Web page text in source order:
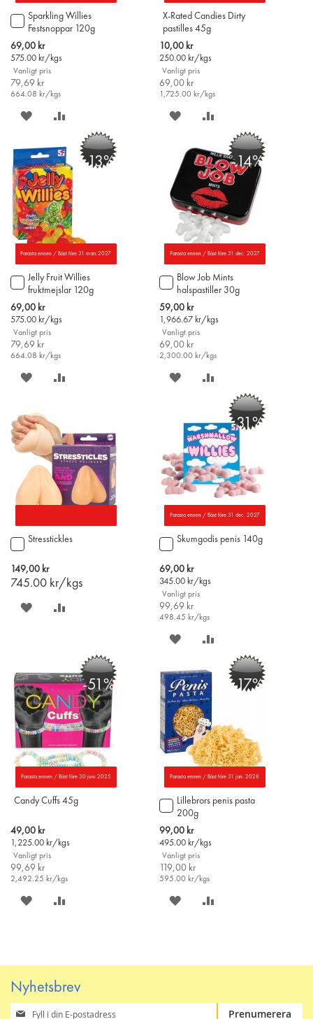
Sparkling Willies
Festsnoppar 120g
Special
Price
69,00 kr
575.00 kr/kgs
Vanligt pris
79,69 kr
664.08 kr/kgs
Lägg
till
i
varukorgen
SPARA
ÖNSKELISTAN
JÄMFÖR
X-Rated Candies Dirty
pastilles 45g
Special
Price
10,00 kr
250.00 kr/kgs
Vanligt pris
69,00 kr
1,725.00 kr/kgs
SPARA
ÖNSKELISTAN
JÄMFÖR
-13%
Parasta ennen / Bäst före 31 mars 2027
Jelly Fruit Willies
fruktmejslar 120g
Special
Price
69,00 kr
575.00 kr/kgs
Vanligt pris
79,69 kr
664.08 kr/kgs
Lägg
till
i
varukorgen
SPARA
ÖNSKELISTAN
-14%
Parasta ennen / Bäst före 31 dec. 2027
Blow Job Mints
halspastiller 30g
Special
Price
59,00 kr
1,966.67 kr/kgs
Vanligt pris
69,00 kr
2,300.00 kr/kgs
Lägg
till
i
varukorgen
SPARA
ÖNSKELISTAN
JÄMFÖR
Stresstickles
149,00 kr
745.00 kr/kgs
Lägg
i
varukorgen
SPARA
ÖNSKELISTAN
JÄMFÖR
-31%
Parasta ennen / Bäst före 31 dec. 2027
Skumgodis penis 140g
Special
Price
69,00 kr
345.00 kr/kgs
Vanligt pris
99,69 kr
498.45 kr/kgs
Lägg
i
varukorgen
SPARA
ÖNSKELISTAN
JÄMFÖR
-51%
Parasta ennen / Bäst före 30 juni 2025
Candy Cuffs 45g
Special
Price
49,00 kr
1,225.00 kr/kgs
Vanligt pris
99,69 kr
2,492.25 kr/kgs
SPARA
Parasta ennen / Bäst före 31 jan. 2028
-17%
Lillebrors penis pasta
200g
Special
Price
99,00 kr
495.00 kr/kgs
Vanligt pris
119,00 kr
595.00 kr/kgs
Lägg
till
i
varukorgen
SPARA
Nyhetsbrev
Prenumerera
Prenumerera